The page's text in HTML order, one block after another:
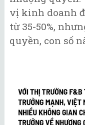
vị kinh doanh
từ 35-50%,
quyền, con số